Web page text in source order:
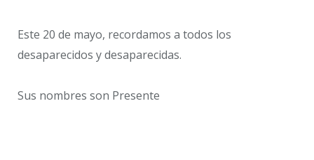
Este 20 de mayo, recordamos a todos los
desaparecidos y desaparecidas.
Sus nombres son Presente